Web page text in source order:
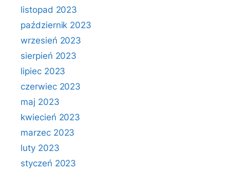
listopad 2023
październik 2023
wrzesień 2023
sierpień 2023
lipiec 2023
czerwiec 2023
maj 2023
kwiecień 2023
marzec 2023
luty 2023
styczeń 2023